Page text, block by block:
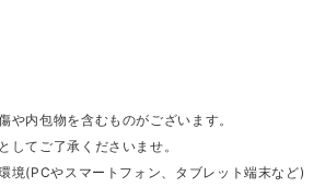
や内包物を含むものがございます。
してご了承くださいませ。
境(PCやスマートフォン、タブレット端末など)